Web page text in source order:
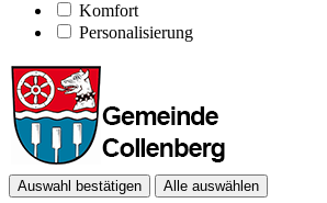
Komfort
Personalisierung
Auswahl bestätigen Alle auswählen